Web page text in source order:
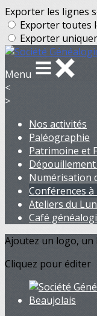
Exporter les lignes
Exporter toutes
Exporter
Menu
<
>
Nos activités
Paléographie
Patrimoine et
Numérisation
Conférences à
Ateliers du
Café
Ajoutez un logo, un
Cliquez pour éditer